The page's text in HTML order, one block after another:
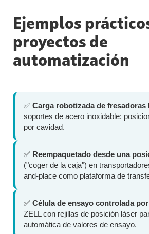
Ejemplos
proyectos de
automatización
✅ Carga robotizada de fresadoras
soportes de acero inoxidable:
por cavidad.
✅ Reempaquetado desde una
("coger de la caja") en
and-place como plataforma de
✅ Célula de ensayo controlada
ZELL con rejillas de posición láser
automática de valores de ensayo.